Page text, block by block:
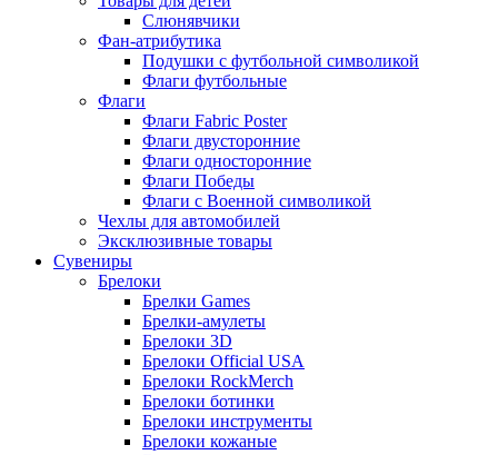
Слюнявчики
Фан-атрибутика
Подушки с футбольной символикой
Флаги футбольные
Флаги
Флаги Fabric Poster
Флаги двусторонние
Флаги односторонние
Флаги Победы
Флаги с Военной символикой
Чехлы для автомобилей
Эксклюзивные товары
Сувениры
Брелоки
Брелки Games
Брелки-амулеты
Брелоки 3D
Брелоки Official USA
Брелоки RockMerch
Брелоки ботинки
Брелоки инструменты
Брелоки кожаные